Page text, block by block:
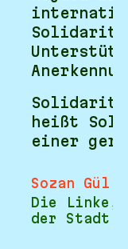
heißt
einer
Sozan Gül
Die Linke,
der Stadt